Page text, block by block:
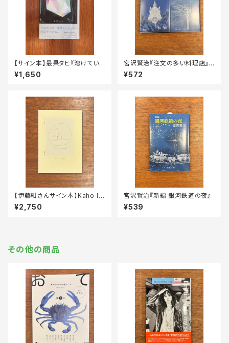
【サイン本】最果タヒ『溶けていく
氷にとってぼくらは永遠』
¥1,650
宮沢賢治『注文の多い料理店』
『新編 風の又三郎』
¥572
【伊藤紺さんサイン本】Kaho Iw
aya（opnner）・伊藤紺『すごく
近い ５周年記念版』
¥2,750
宮沢賢治『新編 銀河鉄道の夜』
¥539
その他の商品